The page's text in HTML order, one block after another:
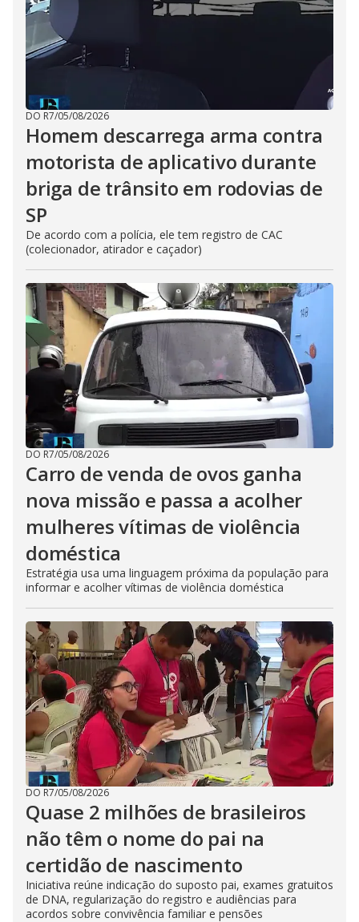
DO R7/05/08/2026
Homem descarrega arma contra
motorista de aplicativo durante
briga de trânsito em rodovias de
SP
De acordo com a polícia, ele tem registro de CAC
(colecionador, atirador e caçador)
DO R7/05/08/2026
Carro de venda de ovos ganha
nova missão e passa a acolher
mulheres vítimas de violência
doméstica
Estratégia usa uma linguagem próxima da população para
informar e acolher vítimas de violência doméstica
DO R7/05/08/2026
Quase 2 milhões de brasileiros
não têm o nome do pai na
certidão de nascimento
Iniciativa reúne indicação do suposto pai, exames gratuitos
de DNA, regularização do registro e audiências para
acordos sobre convivência familiar e pensões